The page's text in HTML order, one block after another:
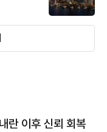
란 이후 신뢰 회복